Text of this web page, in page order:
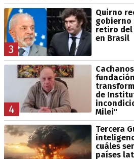
3
Quirno
gobierno
retiro del
en Brasil
4
de
Milei"
Tercera
cuáles
países